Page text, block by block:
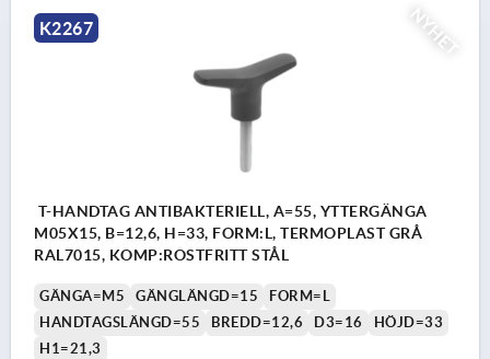
NYHET
K2267
T-HANDTAG ANTIBAKTERIELL, A=55, YTTERGÄNGA
M05X15, B=12,6, H=33, FORM:L, TERMOPLAST GRÅ
RAL7015, KOMP:ROSTFRITT STÅL
GÄNGA=M5 GÄNGLÄNGD=15
FORM=L
HANDTAGSLÄNGD=55
BREDD=12,6 D3=16
HÖJD=33
H1=21,3